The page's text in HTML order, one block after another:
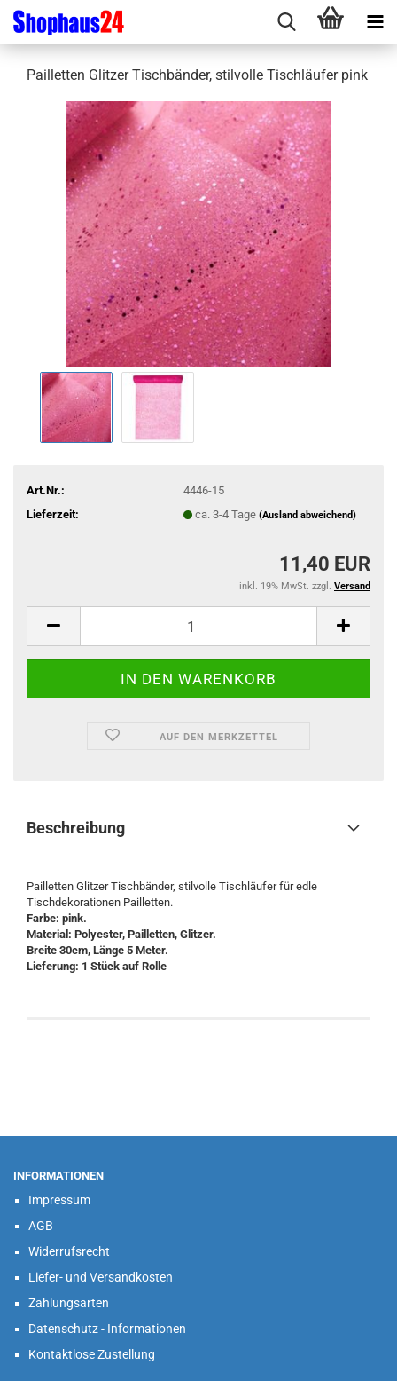
Pailletten Glitzer Tischbänder, stilvolle Tischläufer pink
Art.Nr.:
4446-15
Lieferzeit:
ca. 3-4 Tage (Ausland abweichend)
11,40 EUR
inkl. 19% MwSt. zzgl. Versand
AUF DEN MERKZETTEL
Beschreibung
Pailletten Glitzer Tischbänder, stilvolle Tischläufer für edle
Tischdekorationen Pailletten.
Farbe: pink.
Material: Polyester, Pailletten, Glitzer.
Breite 30cm, Länge 5 Meter.
Lieferung: 1 Stück auf Rolle
INFORMATIONEN
Impressum
AGB
Widerrufsrecht
Liefer- und Versandkosten
Zahlungsarten
Datenschutz - Informationen
Kontaktlose Zustellung